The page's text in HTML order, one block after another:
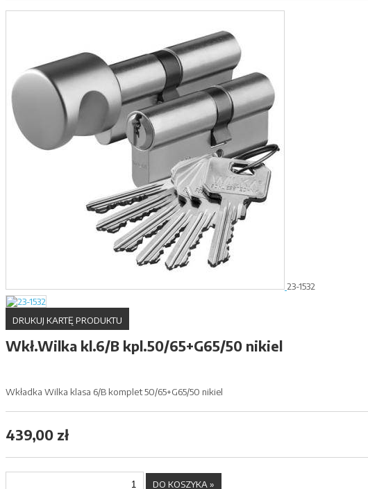
23-1532
DRUKUJ KARTĘ PRODUKTU
Wkł.Wilka kl.6/B kpl.50/65+G65/50 nikiel
Wkładka Wilka klasa 6/B komplet 50/65+G65/50 nikiel
439,00 zł